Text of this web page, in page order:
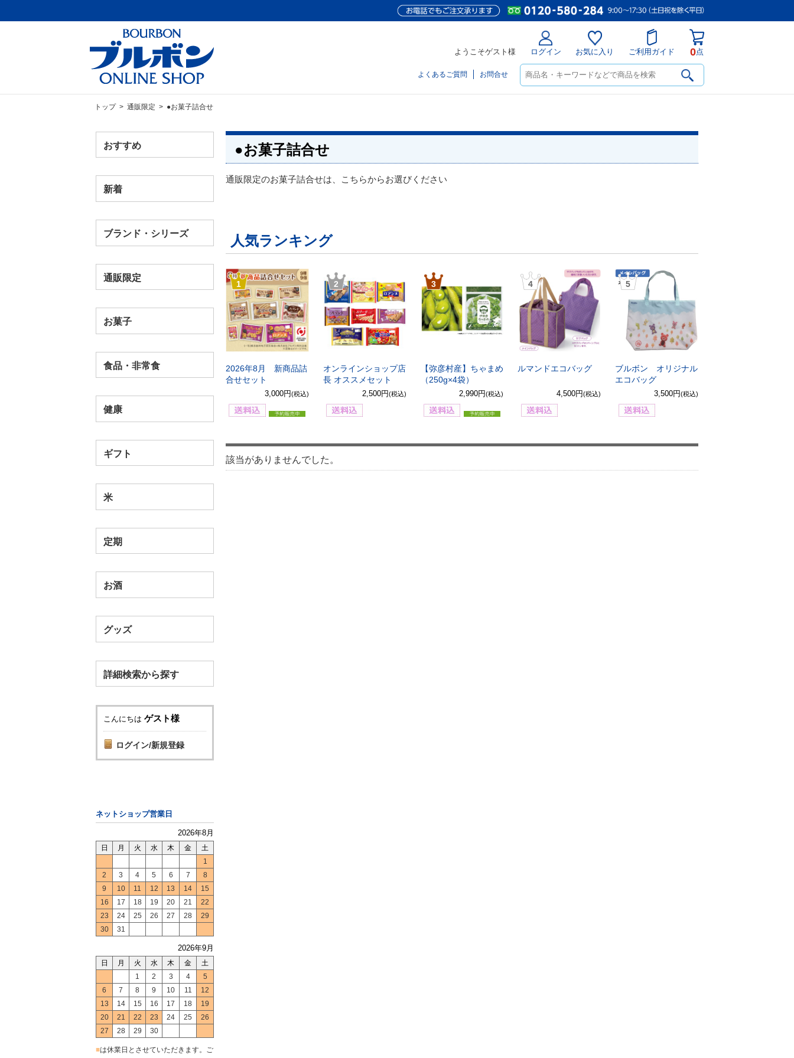
ようこそゲスト様 ログイン お気に入り ご利用ガイド 0点
よくあるご質問 お問合せ
トップ> 通販限定 > ●お菓子詰合せ
おすすめ
新着
ブランド・シリーズ
通販限定
お菓子
食品・非常食
健康
ギフト
米
定期
お酒
グッズ
詳細検索から探す
こんにちは ゲスト様
ログイン/新規登録
ネットショップ営業日
2026年8月
日 月 火 水 木 金
土
1
2
3 4 5 6 7
8
9
10 11 12 13 14
15
16
17 18 19 20 21
22
23
24 25 26 27 28
29
30
31
2026年9月
日 月 火 水 木 金
土
1
2 3 4
5
6
7 8 9 10 11
12
13
14 15 16 17 18
19
20
21 22 23 24 25
26
27
28 29 30
■は休業日とさせていただきます。ご
●お菓子詰合せ
通販限定のお菓子詰合せは、こちらからお選びください
人気ランキング
1
2026年8月 新商品詰
合せセット
3,000円(税込)
2
オンラインショップ店
長 オススメセット
2,500円(税込)
3
【弥彦村産】ちゃまめ
（250g×4袋）
2,990円(税込)
4
ルマンドエコバッグ
4,500円(税込)
5
ブルボン オリジナル
エコバッグ
3,500円(税込)
該当がありませんでした。